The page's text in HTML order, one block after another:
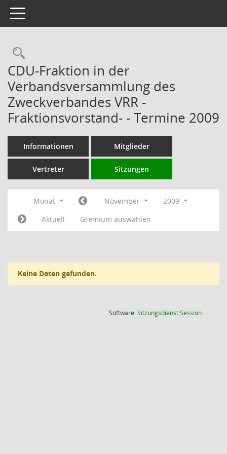
Toggle navigation
Rechercheauswahl
CDU-Fraktion in der
Verbandsversammlung des
Zweckverbandes VRR -
Fraktionsvorstand- - Termine 2009
Informationen Mitglieder
Vertreter Sitzungen
Monat November
2009
Aktuell
Gremium auswählen
Keine Daten gefunden.
Software:SitzungsdienstSession(Wird in